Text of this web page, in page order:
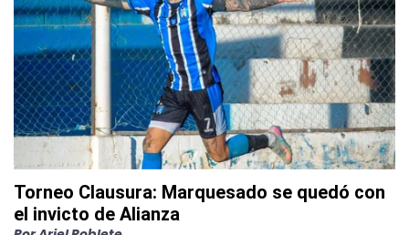
Torneo Clausura: Marquesado se quedó con
el invicto de Alianza